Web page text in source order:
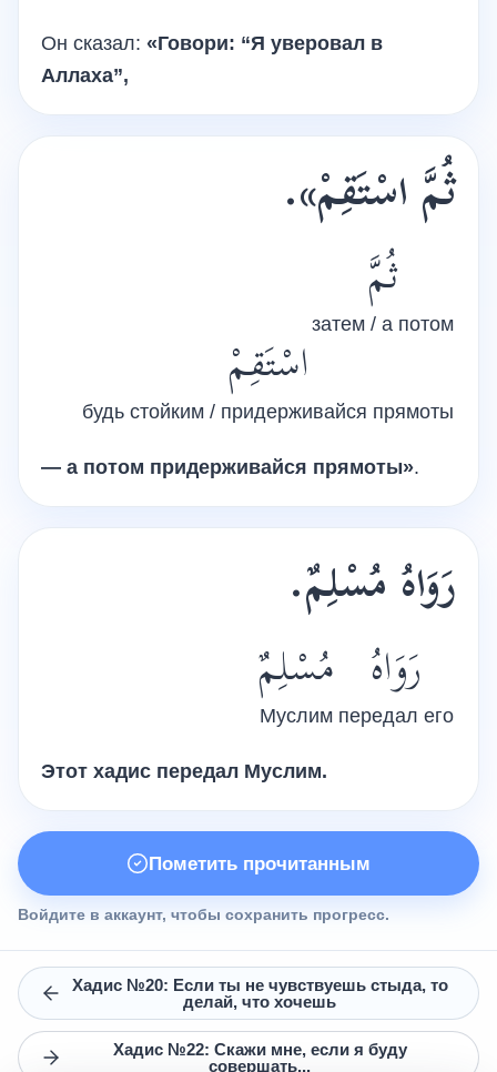
Он сказал: «Говори: “Я уверовал в
Аллаха”,
ثُمَّ اسْتَقِمْ».
ثُمَّ
затем / а потом
اسْتَقِمْ
будь стойким / придерживайся прямоты
— а потом придерживайся прямоты».
رَوَاهُ مُسْلِمٌ.
رَوَاهُ
передал его
مُسْلِمٌ
Муслим
Этот хадис передал Муслим.
Пометить прочитанным
Войдите в аккаунт, чтобы сохранить прогресс.
Хадис №20: Если ты не чувствуешь стыда, то
делай, что хочешь
Хадис №22: Скажи мне, если я буду
совершать...